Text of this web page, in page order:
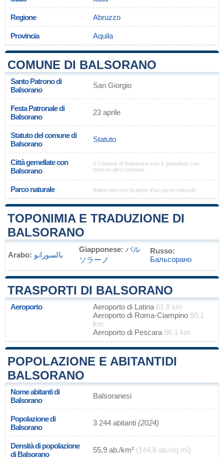
Regione Abruzzo
Provincia Aquila
COMUNE DI BALSORANO
Santo Patrono di
Balsorano
San Giorgio
Festa Patronale di
Balsorano
23 aprile
Statuto del comune di
Balsorano
Statuto
Città gemellate con
Balsorano
Il Comune di Balsorano non è gemellato con
nessun altro comune.
Parco naturale Balsorano non fa parte d'un parco naturale
TOPONIMIA E TRADUZIONE DI
BALSORANO
Arabo: بالسورانو
Giapponese: バル
ソラーノ
Russo:
Бальсорано
TRASPORTI DI BALSORANO
Aeroporto Aeroporto di Latina 61.8 km
Aeroporto di Roma-Ciampino 80.1
km
Aeroporto di Pescara 86.1 km
POPOLAZIONE E ABITANTIDI
BALSORANO
Nome abitanti di
Balsorano
Balsoranesi
Popolazione di
Balsorano
3 244 abitanti (2024)
Densità di popolazione
di Balsorano
55,9 ab./km² (144,8 ab./sq mi)